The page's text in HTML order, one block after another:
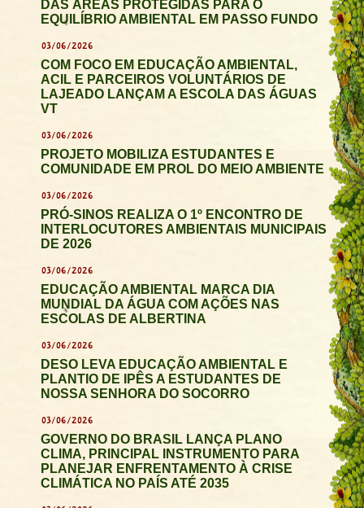
DAS ÁREAS PROTEGIDAS PARA O
EQUILÍBRIO AMBIENTAL EM PASSO FUNDO
03/06/2026
COM FOCO EM EDUCAÇÃO AMBIENTAL,
ACIL E PARCEIROS VOLUNTÁRIOS DE
LAJEADO LANÇAM A ESCOLA DAS ÁGUAS
VT
03/06/2026
PROJETO MOBILIZA ESTUDANTES E
COMUNIDADE EM PROL DO MEIO AMBIENTE
03/06/2026
PRÓ-SINOS REALIZA O 1º ENCONTRO DE
INTERLOCUTORES AMBIENTAIS MUNICIPAIS
DE 2026
03/06/2026
EDUCAÇÃO AMBIENTAL MARCA DIA
MUNDIAL DA ÁGUA COM AÇÕES NAS
ESCOLAS DE ALBERTINA
03/06/2026
DESO LEVA EDUCAÇÃO AMBIENTAL E
PLANTIO DE IPÊS A ESTUDANTES DE
NOSSA SENHORA DO SOCORRO
03/06/2026
GOVERNO DO BRASIL LANÇA PLANO
CLIMA, PRINCIPAL INSTRUMENTO PARA
PLANEJAR ENFRENTAMENTO À CRISE
CLIMÁTICA NO PAÍS ATÉ 2035